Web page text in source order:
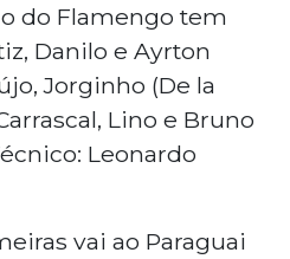
do Flamengo tem
Danilo e Ayrton
Jorginho (De la
Lino e Bruno
Leonardo
vai ao Paraguai